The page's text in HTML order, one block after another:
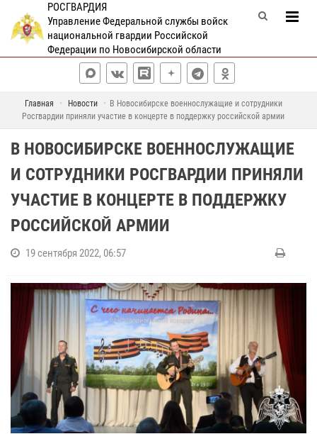
РОСГВАРДИЯ
Управление Федеральной службы войск
национальной гвардии Российской
Федерации по Новосибирской области
Главная Новости
В Новосибирске военнослужащие и сотрудники
Росгвардии приняли участие в концерте в поддержку российской армии
В НОВОСИБИРСКЕ ВОЕННОСЛУЖАЩИЕ
И СОТРУДНИКИ РОСГВАРДИИ ПРИНЯЛИ
УЧАСТИЕ В КОНЦЕРТЕ В ПОДДЕРЖКУ
РОССИЙСКОЙ АРМИИ
19 сентября 2022, 06:57